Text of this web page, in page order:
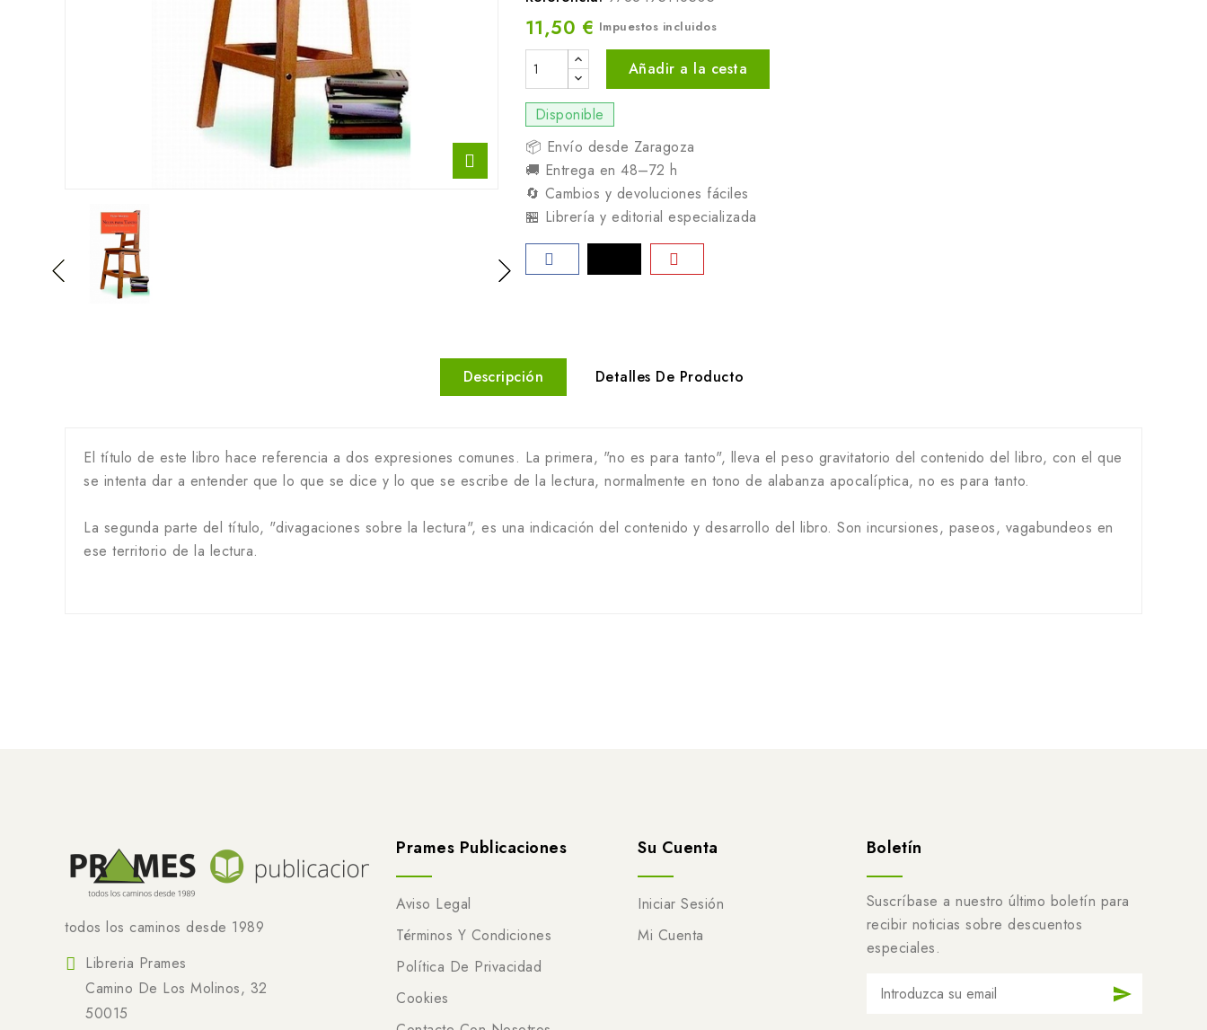
11,50 € Impuestos incluidos
Añadir a la cesta
Disponible
📦 Envío desde Zaragoza
🚚 Entrega en 48–72 h
🔄 Cambios y devoluciones fáciles
🏪 Librería y editorial especializada
Descripción Detalles De Producto
El título de este libro hace referencia a dos expresiones comunes. La primera, "no es para tanto", lleva el peso gravitatorio del contenido del libro, con el que
se intenta dar a entender que lo que se dice y lo que se escribe de la lectura, normalmente en tono de alabanza apocalíptica, no es para tanto.
La segunda parte del título, "divagaciones sobre la lectura", es una indicación del contenido y desarrollo del libro. Son incursiones, paseos, vagabundeos en
ese territorio de la lectura.
todos los caminos desde 1989
Libreria Prames
Camino De Los Molinos, 32
50015
Prames Publicaciones
Aviso Legal
Términos Y Condiciones
Política De Privacidad
Cookies
Su Cuenta
Iniciar Sesión
Mi Cuenta
Boletín
Suscríbase a nuestro último boletín para
recibir noticias sobre descuentos
especiales.